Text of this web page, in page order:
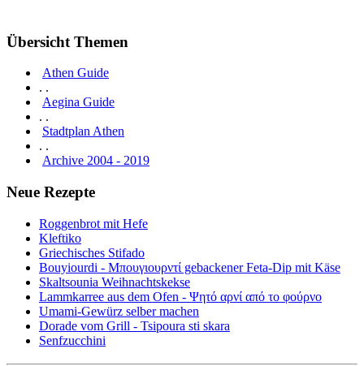
Übersicht Themen
Athen Guide
. .
Aegina Guide
. .
Stadtplan Athen
. .
Archive 2004 - 2019
Neue Rezepte
Roggenbrot mit Hefe
Kleftiko
Griechisches Stifado
Bouyiourdi - Μπουγιουρντί gebackener Feta-Dip mit Käse
Skaltsounia Weihnachtskekse
Lammkarree aus dem Ofen - Ψητό αρνί από το φούρνο
Umami-Gewürz selber machen
Dorade vom Grill - Tsipoura sti skara
Senfzucchini